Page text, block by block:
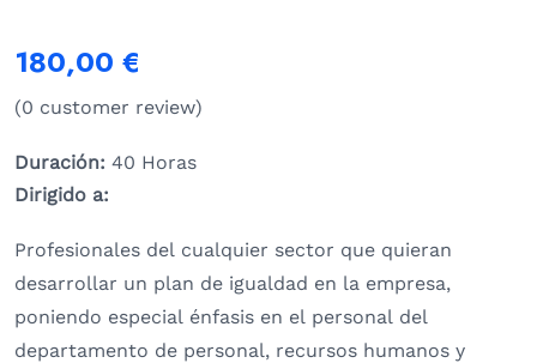
180,00 €
(0 customer review)
Duración: 40 Horas
Dirigido a:
Profesionales del cualquier sector que quieran
desarrollar un plan de igualdad en la empresa,
poniendo especial énfasis en el personal del
departamento de personal, recursos humanos y